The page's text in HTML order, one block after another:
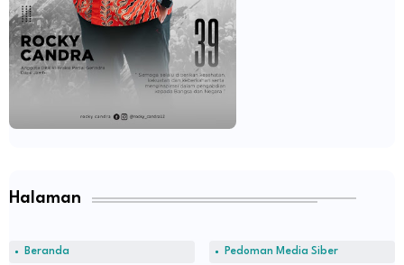
Halaman
Beranda Pedoman Media Siber